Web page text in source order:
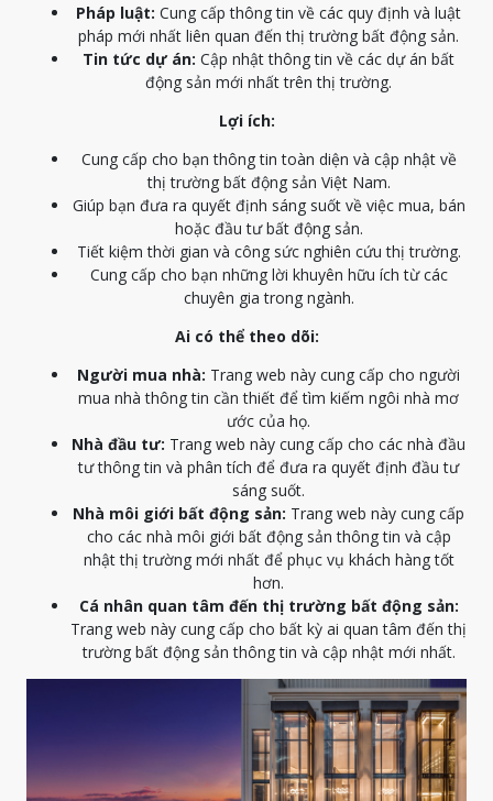
Pháp luật: Cung cấp thông tin về các quy định và luật
pháp mới nhất liên quan đến thị trường bất động sản.
Tin tức dự án: Cập nhật thông tin về các dự án bất
động sản mới nhất trên thị trường.
Lợi ích:
Cung cấp cho bạn thông tin toàn diện và cập nhật về
thị trường bất động sản Việt Nam.
Giúp bạn đưa ra quyết định sáng suốt về việc mua, bán
hoặc đầu tư bất động sản.
Tiết kiệm thời gian và công sức nghiên cứu thị trường.
Cung cấp cho bạn những lời khuyên hữu ích từ các
chuyên gia trong ngành.
Ai có thể theo dõi:
Người mua nhà: Trang web này cung cấp cho người
mua nhà thông tin cần thiết để tìm kiếm ngôi nhà mơ
ước của họ.
Nhà đầu tư: Trang web này cung cấp cho các nhà đầu
tư thông tin và phân tích để đưa ra quyết định đầu tư
sáng suốt.
Nhà môi giới bất động sản: Trang web này cung cấp
cho các nhà môi giới bất động sản thông tin và cập
nhật thị trường mới nhất để phục vụ khách hàng tốt
hơn.
Cá nhân quan tâm đến thị trường bất động sản:
Trang web này cung cấp cho bất kỳ ai quan tâm đến thị
trường bất động sản thông tin và cập nhật mới nhất.